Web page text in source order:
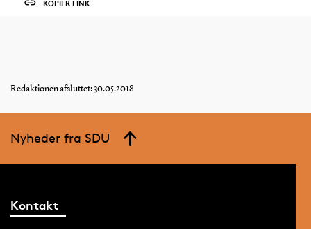
KOPIÉR LINK
Redaktionen afsluttet: 30.05.2018
Nyheder fra SDU
Kontakt